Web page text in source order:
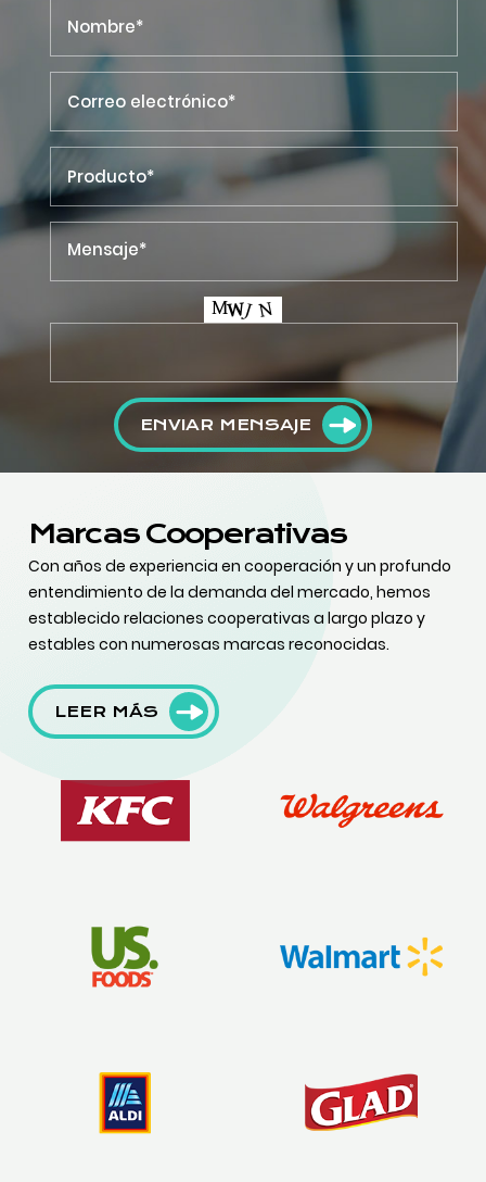
ENVIAR MENSAJE
Marcas Cooperativas
Con años de experiencia en cooperación y un profundo
entendimiento de la demanda del mercado, hemos
establecido relaciones cooperativas a largo plazo y
estables con numerosas marcas reconocidas.
LEER MÁS